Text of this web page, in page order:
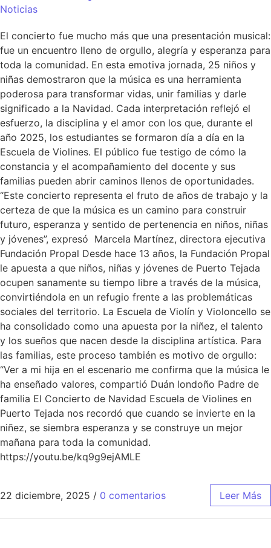
Noticias
El concierto fue mucho más que una presentación musical:
fue un encuentro lleno de orgullo, alegría y esperanza para
toda la comunidad. En esta emotiva jornada, 25 niños y
niñas demostraron que la música es una herramienta
poderosa para transformar vidas, unir familias y darle
significado a la Navidad. Cada interpretación reflejó el
esfuerzo, la disciplina y el amor con los que, durante el
año 2025, los estudiantes se formaron día a día en la
Escuela de Violines. El público fue testigo de cómo la
constancia y el acompañamiento del docente y sus
familias pueden abrir caminos llenos de oportunidades.
“Este concierto representa el fruto de años de trabajo y la
certeza de que la música es un camino para construir
futuro, esperanza y sentido de pertenencia en niños, niñas
y jóvenes”, expresó Marcela Martínez, directora ejecutiva
Fundación Propal Desde hace 13 años, la Fundación Propal
le apuesta a que niños, niñas y jóvenes de Puerto Tejada
ocupen sanamente su tiempo libre a través de la música,
convirtiéndola en un refugio frente a las problemáticas
sociales del territorio. La Escuela de Violín y Violoncello se
ha consolidado como una apuesta por la niñez, el talento
y los sueños que nacen desde la disciplina artística. Para
las familias, este proceso también es motivo de orgullo:
“Ver a mi hija en el escenario me confirma que la música le
ha enseñado valores, compartió Duán londoño Padre de
familia El Concierto de Navidad Escuela de Violines en
Puerto Tejada nos recordó que cuando se invierte en la
niñez, se siembra esperanza y se construye un mejor
mañana para toda la comunidad.
https://youtu.be/kq9g9ejAMLE
22 diciembre, 2025 / 0 comentarios Leer Más